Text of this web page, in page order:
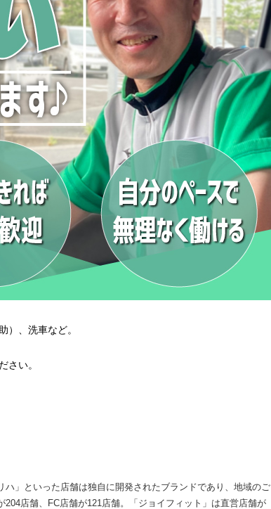
）、洗車など。
さい。
」といった店舗は独自に開発されたブランドであり、地域のご
店舗、FC店舗が121店舗。「ジョイフィット」は直営店舗が